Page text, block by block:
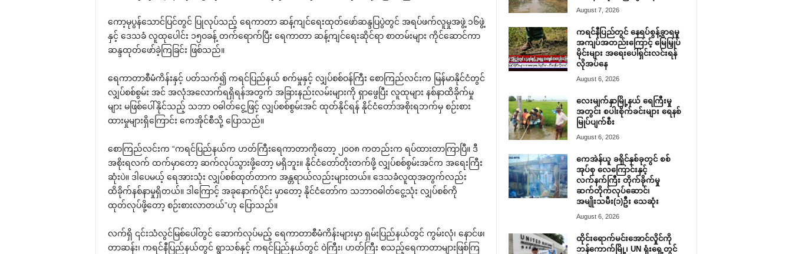
‌ကော့မုပွန်‌သောင်ပြင်တွင် ပြုလုပ်သည့် ‌ရေကာတာ ဆန့်ကျင်‌ရေးထုတ်‌ဖော်ဆန္ဒပြပွဲတွင် အရပ်ဖက်လူမှုအဖွဲ့ ၁၆ဖွဲ့
နှင့် ‌ဒေသခံ လူထု‌ပေါင်း ၁၅ဝခန့် တက်‌ရောက်ပြီး ‌ရေကာတာ ဆန့်ကျင်‌ရေးဆိုင်ရာ စာတမ်းများ ကိုင်‌ဆောင်ကာ
ဆန္ဒထုတ်‌ဖော်ခဲ့ကြခြင်း ဖြစ်သည်။
‌ရေကာတာစီမံကိန်းနှင့် ပတ်သက်၍ ကရင်ပြည်နယ် စက်မှုနှင့် လျှပ်စစ်ဝန်ကြီး ‌စောကြည်လင်းက မြန်မာနိုင်ငံတွင်
လျှပ်စစ်စွမ်း အင် အလုံအ‌လောက်ရရှိရန်အတွက် အခြားနည်းလမ်းများကို ရှာ‌ဖွေပြီး လူထုများ နစ်နာထိခိုက်မှု
များ မဖြစ်‌ပေါ်နိုင်သည့် သဘာ ဝဓါတ်‌ငွေ့ဖြင့် လျှပ်စစ်စွမ်းအင် ထုတ်နိုင်ရန် နိုင်ငံ‌တော်အစိုးရဘက်မှ စဉ်းစား
ထားမှုများရှိ‌ကြောင်း ‌ကေအိုင်စီသို့ ‌ပြောသည်။
‌စောကြည်လင်းက “ကရင်ပြည်နယ်က ဟတ်ကြီး‌ရေကာတာကို‌တော့ ၂၀၀၈ ကတည်းက ရပ်ထားတာကြာပြီ။ ဒီ
အစိုးရလက် ထက်မှာ‌တော့ ဆက်လုပ်သွားဖို့‌တော့ မရှိဘူး။ နိုင်ငံ‌တော်တိုးတက်ဖို့ လျှပ်စစ်စွမ်းအင်က အ‌ရေးကြီး
ဆုံးပဲ။ ဒါ‌ပေမယ့် ‌ရေအားသုံး လျှပ်စစ်ထုတ်တာက အန္တရာယ်လည်းများတယ်။ ‌ဒေသခံလူထုအတွက်လည်း
ထိခိုက်နစ်နာမှုရှိတယ်။ ဒါ‌ကြောင့် အခု‌နောက်ပိုင်း မှာ‌တော့ နိုင်ငံ‌တော်က သဘာဝဓါတ်‌ငွေ့သုံး လျှပ်စစ်ကို
ထုတ်လုပ်ဖို့‌တော့ စဉ်းစားလာတယ်”ဟု ‌ပြောသည်။
လက်ရှိ ၎င်းသံလွင်မြစ်‌ပေါ်တွင် ‌ဆောက်လုပ်မည့် ‌ရေကာတာစီမံကိန်းများမှာ ရှမ်းပြည်နယ်တွင် ကွမ်းလုံ၊ ‌နောင်ဖ၊
တာဆန်း၊ ကရင်နီပြည်နယ်တွင် ရွာသစ်နှင့် ကရင်ပြည်နယ်တွင် ဝဲကြီး၊ ဟတ်ကြီး စသည့်‌ရေကာတာများဖြစ်ကြ
August 7, 2026
ကရင်နီပြည်တွင် နေရပ်စွန့်ခွာရမှု
အကျပ်အတည်းကြောင့် မြေမြှုပ်
မိုင်းများ အရေးပေါ်ရှင်းလင်းရန်
လိုအပ်နေ
August 6, 2026
လေးမျက်နှာမြို့နယ် ရေကြီးမှု
အတွင်း စပါးစိုက်ခင်းများ ရေနစ်
မြုပ်ပျက်စီး
August 6, 2026
ကေအဲန်ယူ ခရိုင်နှစ်ခုတွင် စစ်
အုပ်စု လေကြောင်းနှင့်
လက်နက်ကြီး တိုက်ခိုက်မှု
ဆက်တိုက်လုပ်ဆောင်၊
အမျိုးသမီး(၁)ဦး သေဆုံး
August 6, 2026
ထိုင်းရောက်မင်းအောင်လှိုင်ကို
ဘန်ကောက်မြို့၊ UN ရုံးရှေ့တွင်